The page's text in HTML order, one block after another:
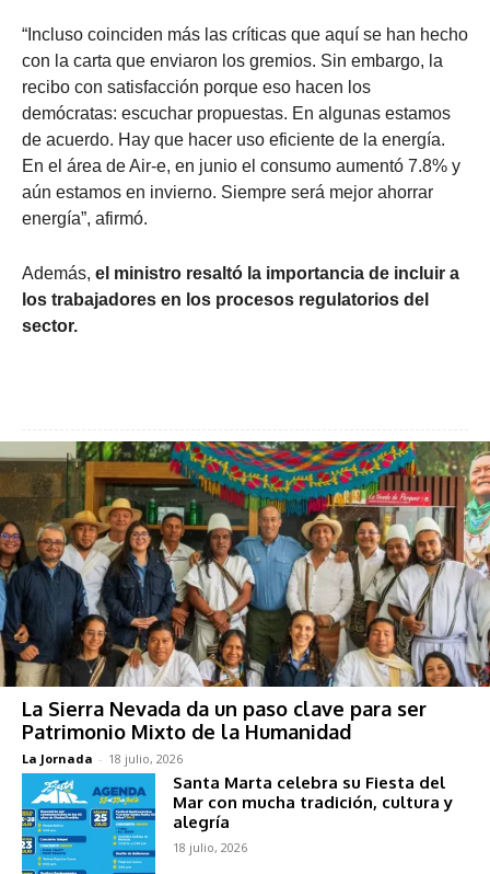
“Incluso coinciden más las críticas que aquí se han hecho
con la carta que enviaron los gremios. Sin embargo, la
recibo con satisfacción porque eso hacen los
demócratas: escuchar propuestas. En algunas estamos
de acuerdo. Hay que hacer uso eficiente de la energía.
En el área de Air-e, en junio el consumo aumentó 7.8% y
aún estamos en invierno. Siempre será mejor ahorrar
energía”, afirmó.
Además, el ministro resaltó la importancia de incluir a
los trabajadores en los procesos regulatorios del
sector.
La Sierra Nevada da un paso clave para ser
Patrimonio Mixto de la Humanidad
La Jornada - 18 julio, 2026
Santa Marta celebra su Fiesta del
Mar con mucha tradición, cultura y
alegría
18 julio, 2026